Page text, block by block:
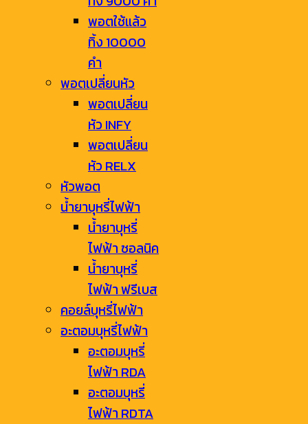
พอตใช้แล้ว
ทิ้ง 10000
คำ
พอตเปลี่ยนหัว
พอตเปลี่ยน
หัว INFY
พอตเปลี่ยน
หัว RELX
หัวพอต
น้ำยาบุหรี่ไฟฟ้า
น้ำยาบุหรี่
ไฟฟ้า ซอลนิค
น้ำยาบุหรี่
ไฟฟ้า ฟรีเบส
คอยล์บุหรี่ไฟฟ้า
อะตอมบุหรี่ไฟฟ้า
อะตอมบุหรี่
ไฟฟ้า RDA
อะตอมบุหรี่
ไฟฟ้า RDTA